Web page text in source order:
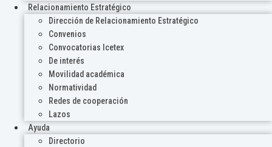
Relacionamiento Estratégico
Dirección de Relacionamiento Estratégico
Convenios
Convocatorias Icetex
De interés
Movilidad académica
Normatividad
Redes de cooperación
Lazos
Ayuda
Directorio